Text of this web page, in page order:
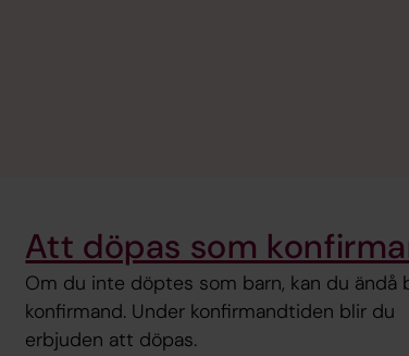
Att döpas som
Om du inte döptes som barn, kan du ändå
konfirmand. Under konfirmandtiden blir du
erbjuden att döpas.